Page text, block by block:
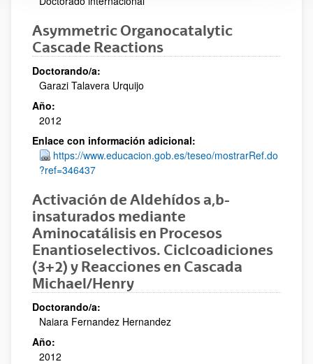
Asymmetric Organocatalytic
Cascade Reactions
Doctorando/a:
Garazi Talavera Urquijo
Año:
2012
Enlace con información adicional:
https://www.educacion.gob.es/teseo/mostrarRef.do
?ref=346437
Activación de Aldehídos a,b-
insaturados mediante
Aminocatálisis en Procesos
Enantioselectivos. Ciclcoadiciones
(3+2) y Reacciones en Cascada
Michael/Henry
Doctorando/a:
Naiara Fernandez Hernandez
Año:
2012